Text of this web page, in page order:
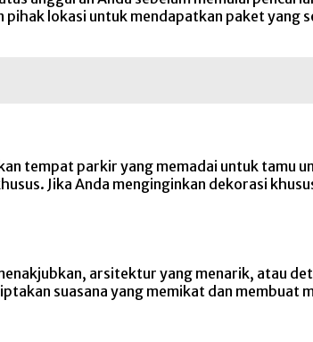
lokasi untuk mendapatkan paket yang
tempat parkir yang memadai untuk tamu
Jika Anda menginginkan dekorasi
arsitektur yang menarik, atau
suasana yang memikat dan membuat